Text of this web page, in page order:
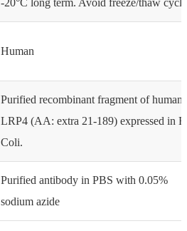
-20°C long term. Avoid freeze/thaw
Human
Purified recombinant fragment of human
LRP4 (AA: extra 21-189) expressed in
Coli.
Purified antibody in PBS with 0.05%
sodium azide